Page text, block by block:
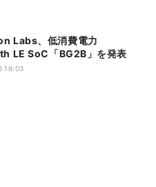
LE SoC「BG2B」を発表
16:03